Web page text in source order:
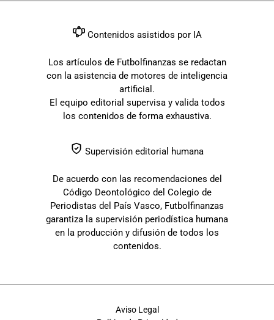
Contenidos asistidos por IA
Los artículos de Futbolfinanzas se redactan
con la asistencia de motores de inteligencia
artificial.
El equipo editorial supervisa y valida todos
los contenidos de forma exhaustiva.
Supervisión editorial humana
De acuerdo con las recomendaciones del
Código Deontológico del Colegio de
Periodistas del País Vasco, Futbolfinanzas
garantiza la supervisión periodística humana
en la producción y difusión de todos los
contenidos.
Aviso Legal